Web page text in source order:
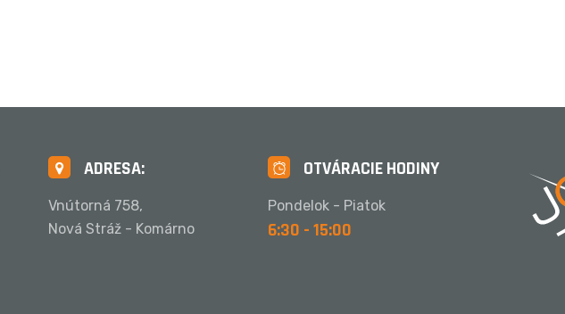
ADRESA:
Vnútorná 758,
Nová Stráž - Komárno
OTVÁRACIE HODINY
Pondelok - Piatok
6:30 - 15:00